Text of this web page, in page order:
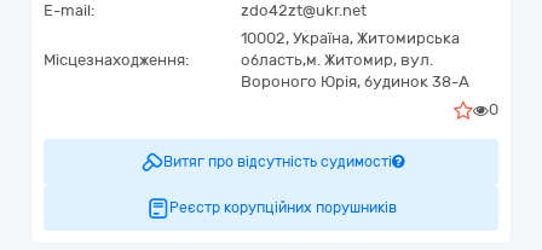
E-mail:
zdo42zt@ukr.net
Місцезнаходження:
10002, Україна, Житомирська
область,м. Житомир, вул.
Вороного Юрія, будинок 38-А
0
Витяг про відсутність судимості
Реєстр корупційних порушників